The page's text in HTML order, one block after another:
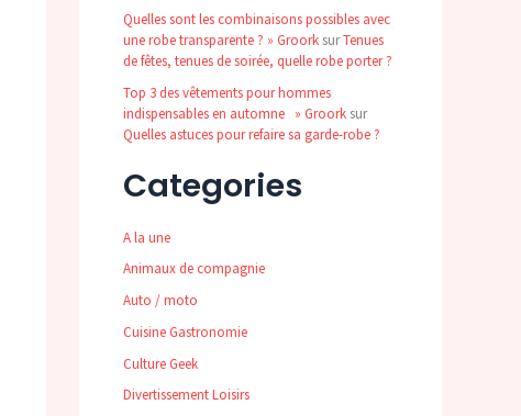
Quelles sont les combinaisons possibles avec
une robe transparente ? » Groork surTenues
de fêtes, tenues de soirée, quelle robe porter ?
Top 3 des vêtements pour hommes
indispensables en automne » Groork sur
Quelles astuces pour refaire sa garde-robe ?
Categories
A la une
Animaux de compagnie
Auto / moto
Cuisine Gastronomie
Culture Geek
Divertissement Loisirs